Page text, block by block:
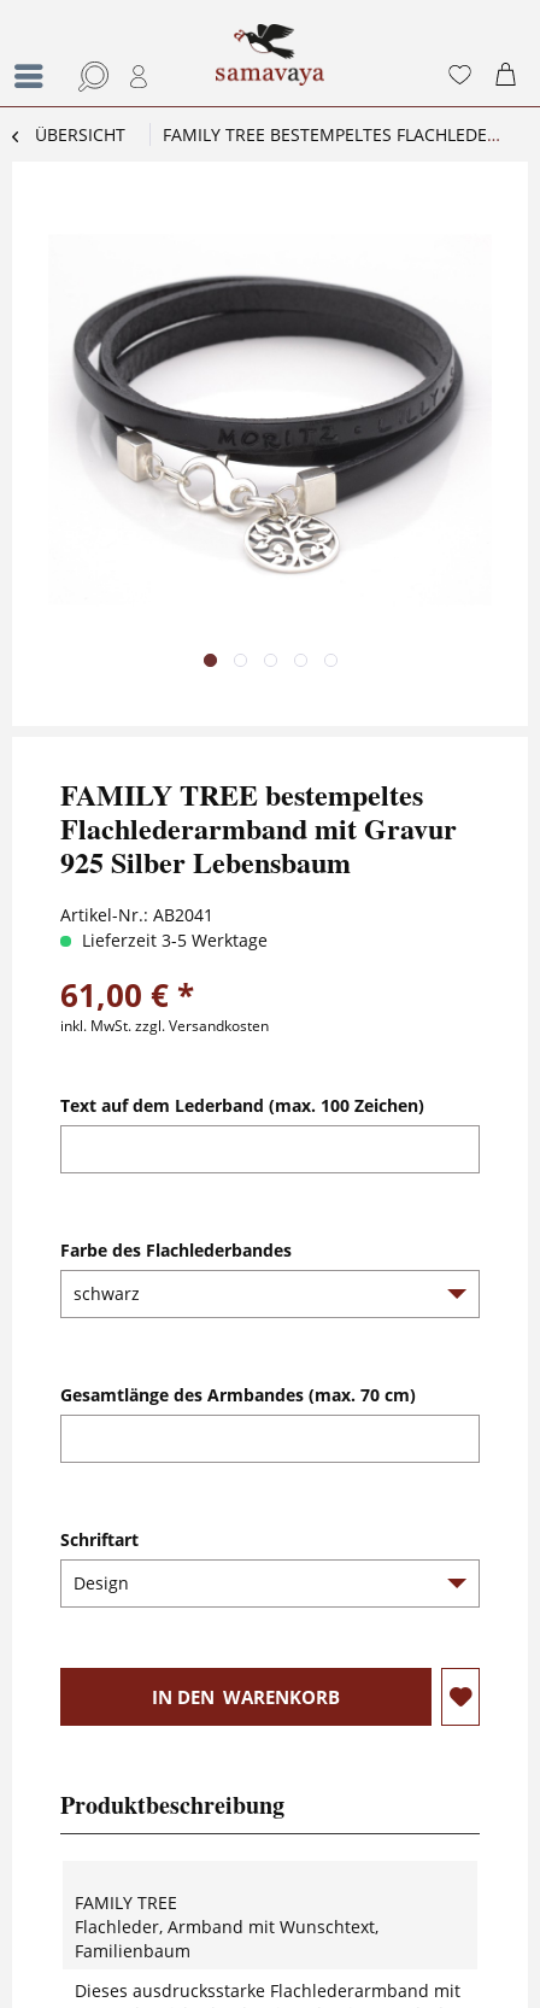
ÜBERSICHT FAMILY TREE BESTEMPELTES FLACHLEDERARMBAND MIT GRAVUR 925 SILBER LEBENSBAUM
FAMILY TREE bestempeltes
Flachlederarmband mit Gravur
925 Silber Lebensbaum
Artikel-Nr.: AB2041
Lieferzeit 3-5 Werktage
61,00 € *
inkl. MwSt.zzgl. Versandkosten
Text auf dem Lederband (max. 100 Zeichen)
Farbe des Flachlederbandes
Gesamtlänge des Armbandes (max. 70 cm)
Schriftart
IN DEN WARENKORB
Produktbeschreibung
FAMILY TREE
Flachleder, Armband mit Wunschtext,
Familienbaum
Dieses ausdrucksstarke Flachlederarmband mit